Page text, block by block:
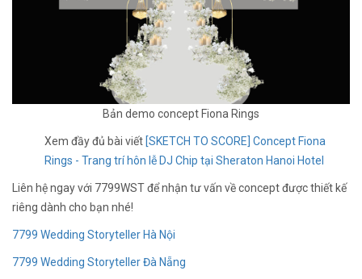
Bản demo concept Fiona Rings
Xem đầy đủ bài viết [SKETCH TO SCORE] Concept Fiona
Rings - Trang trí hôn lễ DJ Chip tại Sheraton Hanoi Hotel
Liên hệ ngay với 7799WST để nhận tư vấn về concept được thiết kế
riêng dành cho bạn nhé!
7799 Wedding Storyteller Hà Nội
7799 Wedding Storyteller Đà Nẵng